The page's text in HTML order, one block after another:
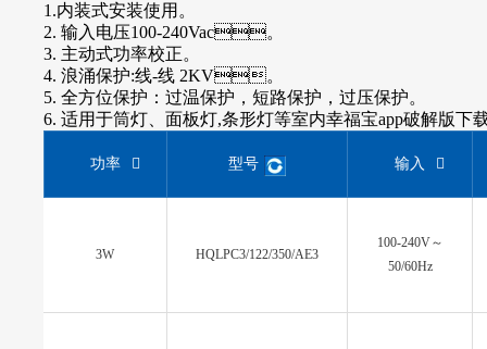
1.内装式安装使用。
2. 输入电压100-240Vac。
3. 主动式功率校正。
4. 浪涌保护:线-线 2KV。
5. 全方位保护：过温保护，短路保护，过压保护。
6. 适用于筒灯、面板灯,条形灯等室内幸福宝app破解版下
1.独立安装式使用。
2. 输入电压100-240Vac。
3. 主动式功率校正。
4. 浪涌保护:线-线 2KV。
5. 全方位保护：过温保护，短路保护，过压保护。
6. 适用于筒灯、面板灯,条形灯等室内幸福宝app破解版下
功率 型号 输入
3W HQLPC3/122/350/AE3
100-240V～
50/60Hz